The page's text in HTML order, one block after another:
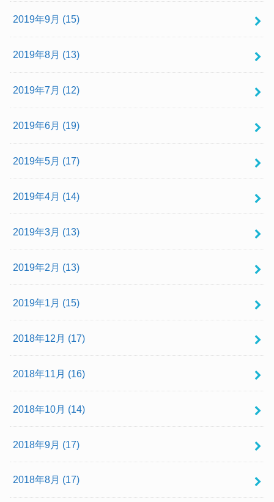
2019年9月 (15)
2019年8月 (13)
2019年7月 (12)
2019年6月 (19)
2019年5月 (17)
2019年4月 (14)
2019年3月 (13)
2019年2月 (13)
2019年1月 (15)
2018年12月 (17)
2018年11月 (16)
2018年10月 (14)
2018年9月 (17)
2018年8月 (17)